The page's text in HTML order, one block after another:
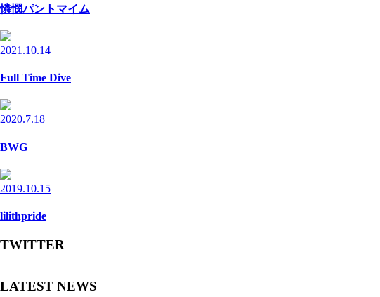
憐憫パントマイム
2021.10.14
Full Time Dive
2020.7.18
BWG
2019.10.15
lilithpride
TWITTER
LATEST NEWS